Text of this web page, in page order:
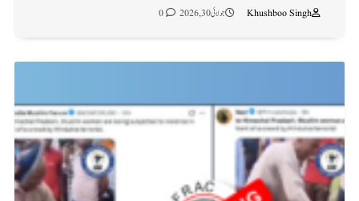
Khushboo Singh
جولائی 30, 2026 0